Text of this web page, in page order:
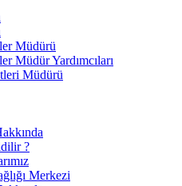
Müdürü
Müdür Yardımcıları
Müdürü
?
Merkezi